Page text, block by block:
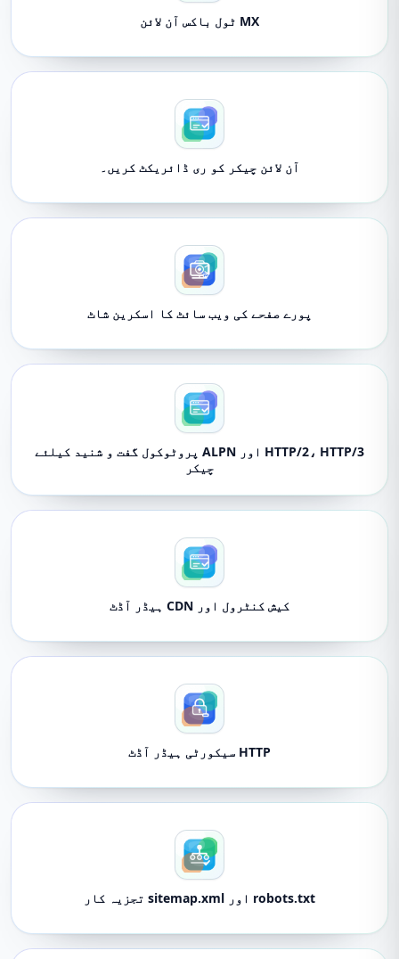
MX ٹول باکس آن لائن
آن لائن چیکر کو ری ڈائریکٹ کریں۔
پورے صفحے کی ویب سائٹ کا اسکرین شاٹ
HTTP/2، HTTP/3 اور ALPN پروٹوکول گفت و شنید کیلئے
چیکر
کیش کنٹرول اور CDN ہیڈر آڈٹ
HTTP سیکورٹی ہیڈر آڈٹ
robots.txt اور sitemap.xml تجزیہ کار